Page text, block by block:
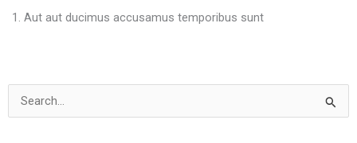
Aut aut ducimus accusamus temporibus sunt
Search